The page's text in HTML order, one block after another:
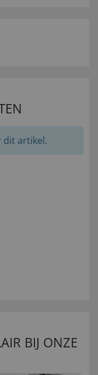
dit artikel.
BIJ ONZE